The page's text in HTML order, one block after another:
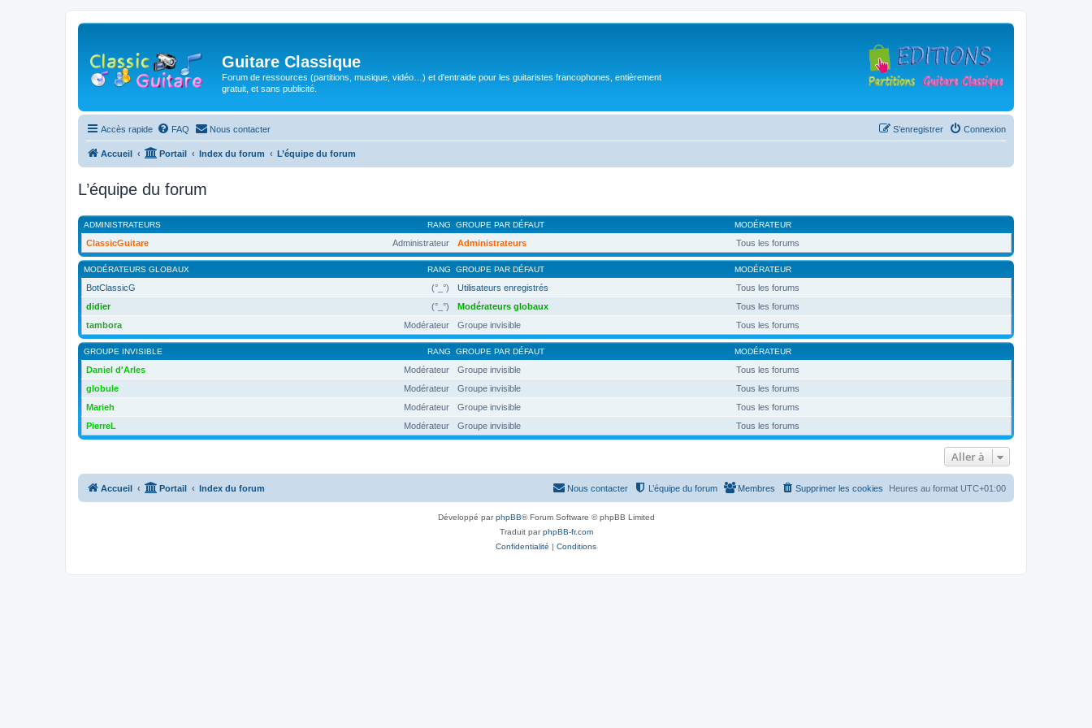
Guitare Classique
Forum de ressources (partitions, musique, vidéo…) et d'entraide pour les guitaristes francophones, entièrement
gratuit, et sans publicité.
Accès rapide FAQ Nous contacter Connexion
S’enregistrer
Accueil Portail Index du forum L’équipe du forum
L’équipe du forum
RANG
ADMINISTRATEURS GROUPE PAR DÉFAUT MODÉRATEUR
Administrateur
ClassicGuitare Administrateurs Tous les forums
RANG
MODÉRATEURS GLOBAUX GROUPE PAR DÉFAUT MODÉRATEUR
(°_°)
BotClassicG Utilisateurs enregistrés
Tous les forums
(°_°)
didier Modérateurs globaux
Tous les forums
Modérateur
tambora Groupe invisible Tous les forums
RANG
GROUPE INVISIBLE GROUPE PAR DÉFAUT MODÉRATEUR
Modérateur
Daniel d'Arles Groupe invisible
Tous les forums
Modérateur
globule Groupe invisible
Tous les forums
Modérateur
Marieh Groupe invisible
Tous les forums
Modérateur
PierreL Groupe invisible Tous les forums
Aller à
Accueil Portail Index du forum Heures au format UTC+01:00
Supprimer les cookies
Membres
L’équipe du forum
Nous contacter
Développé parphpBB® Forum Software © phpBB Limited
Traduit parphpBB-fr.com
Confidentialité | Conditions